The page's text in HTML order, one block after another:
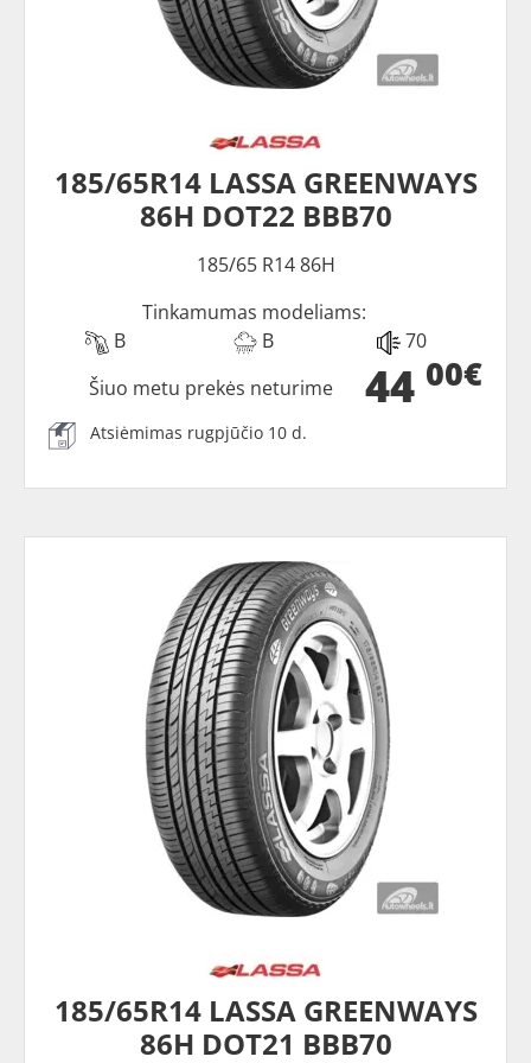
185/65R14 LASSA GREENWAYS
86H DOT22 BBB70
185/65 R14 86H
Tinkamumas modeliams:
B
B 70
44 00€
Šiuo metu prekės neturime
Atsiėmimas rugpjūčio 10 d.
185/65R14 LASSA GREENWAYS
86H DOT21 BBB70